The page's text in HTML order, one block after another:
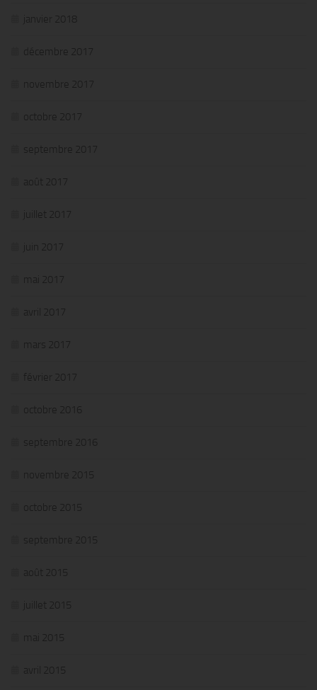
janvier 2018
décembre 2017
novembre 2017
octobre 2017
septembre 2017
août 2017
juillet 2017
juin 2017
mai 2017
avril 2017
mars 2017
février 2017
octobre 2016
septembre 2016
novembre 2015
octobre 2015
septembre 2015
août 2015
juillet 2015
mai 2015
avril 2015